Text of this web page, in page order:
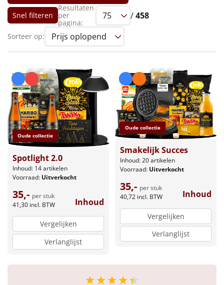
Luxe
Mannen
Vrouwen
Duurzaam
Leuke
Goedkope
Uniek
Alle thema's
Artikel
Hitster NIEUW
Pizzarette
Tas
Snel filteren
Resultaten
per
pagina:
/458
Sorteer op:
Oude collectie
Spotlight 2.0
Inhoud: 14 artikelen
Voorraad: Uitverkocht
35,- per stuk
41,30 incl. BTW Inhoud
Vergelijken
Verlanglijst
Oude collectie
Smakelijk Succes
Inhoud: 20 artikelen
Voorraad: Uitverkocht
35,- per stuk
40,72 incl. BTW Inhoud
Vergelijken
Verlanglijst